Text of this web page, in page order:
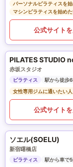
パーソナルピラティスを
マシンピラティスを始め
公式サイト
PILATES STUDIO
赤坂スタジオ
ピラティス
駅から徒歩
女性専用ジムに通いたい人
公式サイト
ソエル(SOELU)
新宿曙橋店
ピラティス
駅から車で